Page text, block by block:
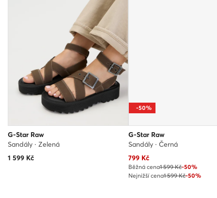
G-Star Raw
Sandály · Zelená
1 599 Kč
-50%
G-Star Raw
Sandály · Černá
Aktuální cena
799Kč
Běžná cena1 599 Kč-50%
Nejnižší cena1 599 Kč-50%